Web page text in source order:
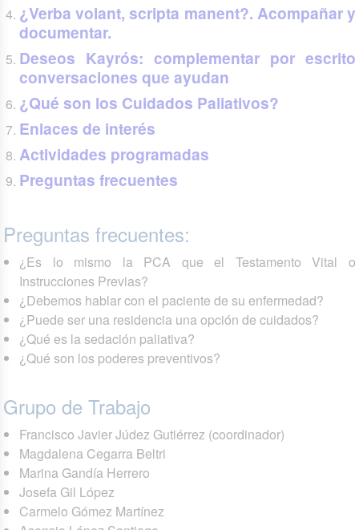
¿Verba volant, scripta manent?. Acompañar y
documentar.
Deseos Kayrós: complementar por escrito
conversaciones que ayudan
¿Qué son los Cuidados Paliativos?
Enlaces de interés
Actividades programadas
Preguntas frecuentes
Preguntas frecuentes:
¿Es lo mismo la PCA que el Testamento Vital o
Instrucciones Previas?
¿Debemos hablar con el paciente de su enfermedad?
¿Puede ser una residencia una opción de cuidados?
¿Qué es la sedación paliativa?
¿Qué son los poderes preventivos?
Grupo de Trabajo
Francisco Javier Júdez Gutiérrez (coordinador)
Magdalena Cegarra Beltri
Marina Gandía Herrero
Josefa Gil López
Carmelo Gómez Martínez